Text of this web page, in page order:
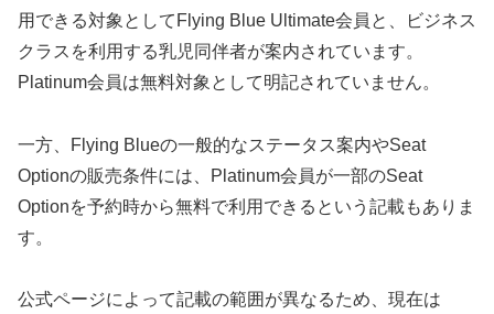
用できる対象としてFlying Blue Ultimate会員と、ビジネス
クラスを利用する乳児同伴者が案内されています。
Platinum会員は無料対象として明記されていません。
一方、Flying Blueの一般的なステータス案内やSeat
Optionの販売条件には、Platinum会員が一部のSeat
Optionを予約時から無料で利用できるという記載もありま
す。
公式ページによって記載の範囲が異なるため、現在は